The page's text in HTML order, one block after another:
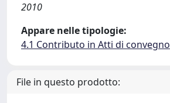
2010
Appare nelle tipologie:
4.1 Contributo in Atti di convegno
File in questo prodotto: